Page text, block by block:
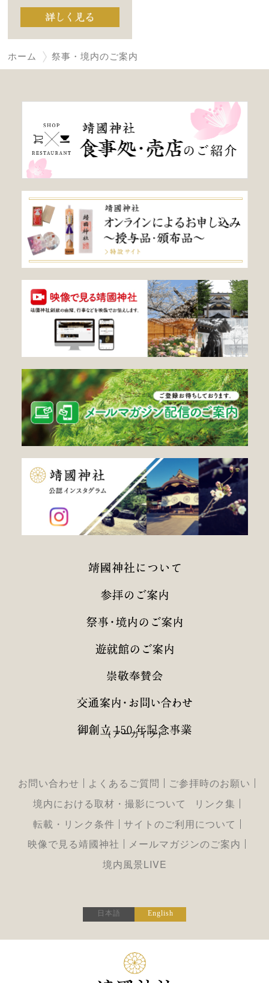
ホーム 祭事・境内のご案内
（アーカイブ）
お問い合わせ よくあるご質問
ご参拝時のお願い
境内における取材・撮影について
リンク集
転載・リンク条件
サイトのご利用について
映像で見る靖國神社
メールマガジンのご案内
境内風景LIVE
日本語 English